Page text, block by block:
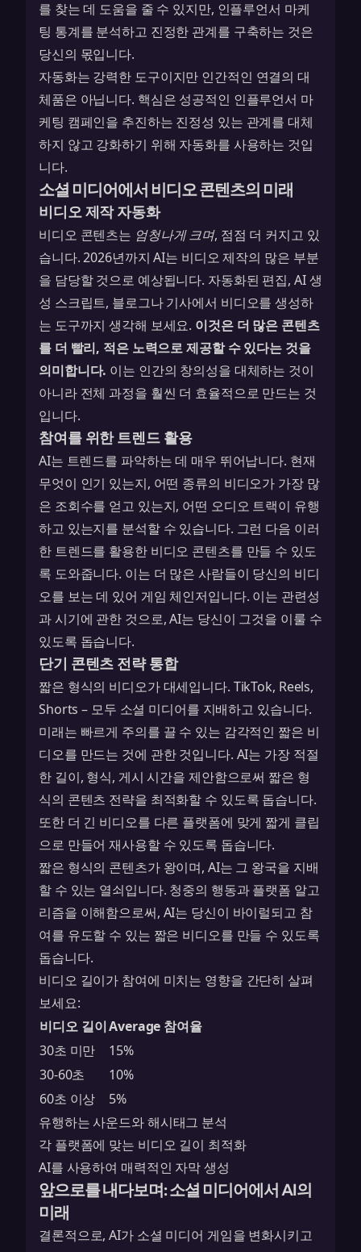
를 찾는 데 도움을 줄 수 있지만, 인플루언서 마케
팅 통계를 분석하고 진정한 관계를 구축하는 것은
당신의 몫입니다.
자동화는 강력한 도구이지만 인간적인 연결의 대
체품은 아닙니다. 핵심은 성공적인 인플루언서 마
케팅 캠페인을 추진하는 진정성 있는 관계를 대체
하지 않고 강화하기 위해 자동화를 사용하는 것입
니다.
소셜 미디어에서 비디오 콘텐츠의 미래
비디오 제작 자동화
비디오 콘텐츠는 엄청나게 크며, 점점 더 커지고 있
습니다. 2026년까지 AI는 비디오 제작의 많은 부분
을 담당할 것으로 예상됩니다. 자동화된 편집, AI 생
성 스크립트, 블로그나 기사에서 비디오를 생성하
는 도구까지 생각해 보세요. 이것은 더 많은 콘텐츠
를 더 빨리, 적은 노력으로 제공할 수 있다는 것을
의미합니다. 이는 인간의 창의성을 대체하는 것이
아니라 전체 과정을 훨씬 더 효율적으로 만드는 것
입니다.
참여를 위한 트렌드 활용
AI는 트렌드를 파악하는 데 매우 뛰어납니다. 현재
무엇이 인기 있는지, 어떤 종류의 비디오가 가장 많
은 조회수를 얻고 있는지, 어떤 오디오 트랙이 유행
하고 있는지를 분석할 수 있습니다. 그런 다음 이러
한 트렌드를 활용한 비디오 콘텐츠를 만들 수 있도
록 도와줍니다. 이는 더 많은 사람들이 당신의 비디
오를 보는 데 있어 게임 체인저입니다. 이는 관련성
과 시기에 관한 것으로, AI는 당신이 그것을 이룰 수
있도록 돕습니다.
단기 콘텐츠 전략 통합
짧은 형식의 비디오가 대세입니다. TikTok, Reels,
Shorts – 모두 소셜 미디어를 지배하고 있습니다.
미래는 빠르게 주의를 끌 수 있는 감각적인 짧은 비
디오를 만드는 것에 관한 것입니다. AI는 가장 적절
한 길이, 형식, 게시 시간을 제안함으로써 짧은 형
식의 콘텐츠 전략을 최적화할 수 있도록 돕습니다.
또한 더 긴 비디오를 다른 플랫폼에 맞게 짧게 클립
으로 만들어 재사용할 수 있도록 돕습니다.
짧은 형식의 콘텐츠가 왕이며, AI는 그 왕국을 지배
할 수 있는 열쇠입니다. 청중의 행동과 플랫폼 알고
리즘을 이해함으로써, AI는 당신이 바이럴되고 참
여를 유도할 수 있는 짧은 비디오를 만들 수 있도록
돕습니다.
비디오 길이가 참여에 미치는 영향을 간단히 살펴
보세요:
비디오 길이Average 참여율
30초 미만
15%
30-60초
10%
60초 이상
5%
유행하는 사운드와 해시태그 분석
각 플랫폼에 맞는 비디오 길이 최적화
AI를 사용하여 매력적인 자막 생성
앞으로를 내다보며: 소셜 미디어에서 AI의
미래
결론적으로, AI가 소셜 미디어 게임을 변화시키고